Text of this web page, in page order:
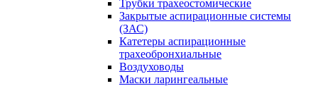
Трубки трахеостомические
Закрытые аспирационные системы
(ЗАС)
Катетеры аспирационные
трахеобронхиальные
Воздуховоды
Маски ларингеальные